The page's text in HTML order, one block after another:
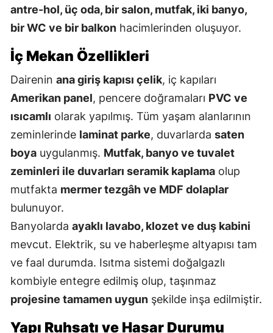
antre-hol, üç oda, bir salon, mutfak, iki banyo,
bir WC ve bir balkon hacimlerinden oluşuyor.
İç Mekan Özellikleri
Dairenin ana giriş kapısı çelik, iç kapıları
Amerikan panel, pencere doğramaları PVC ve
ısıcamlı olarak yapılmış. Tüm yaşam alanlarının
zeminlerinde laminat parke, duvarlarda saten
boya uygulanmış. Mutfak, banyo ve tuvalet
zeminleri ile duvarları seramik kaplama olup
mutfakta mermer tezgâh ve MDF dolaplar
bulunuyor.
Banyolarda ayaklı lavabo, klozet ve duş kabini
mevcut. Elektrik, su ve haberleşme altyapısı tam
ve faal durumda. Isıtma sistemi doğalgazlı
kombiyle entegre edilmiş olup, taşınmaz
projesine tamamen uygun şekilde inşa edilmiştir.
Yapı Ruhsatı ve Hasar Durumu